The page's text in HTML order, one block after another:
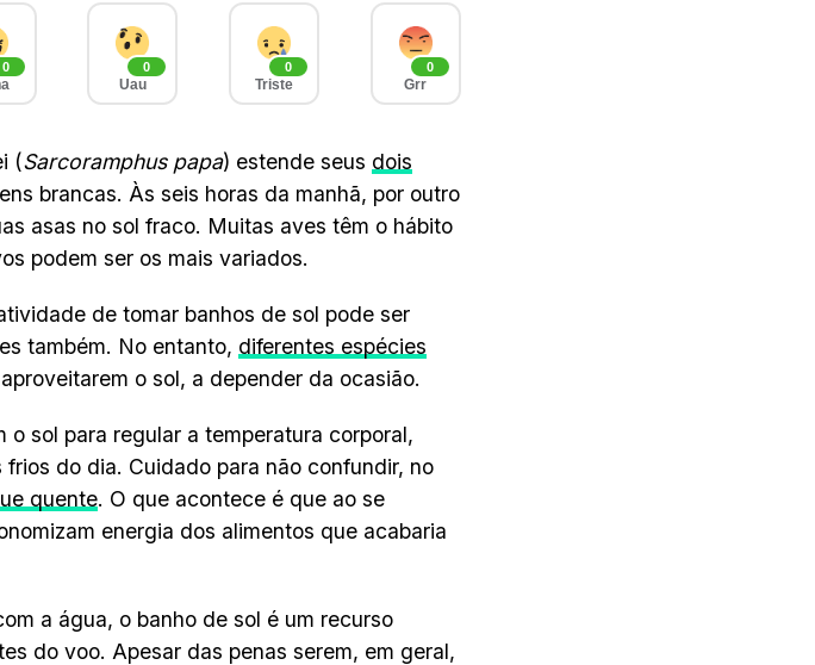
0 0
Uau
0
Triste
0
Grr
(Sarcoramphus papa) estende seus dois
brancas. Às seis horas da manhã, por outro
asas no sol fraco. Muitas aves têm o hábito
podem ser os mais variados.
de tomar banhos de sol pode ser
também. No entanto, diferentes espécies
o sol, a depender da ocasião.
o sol para regular a temperatura corporal,
do dia. Cuidado para não confundir, no
quente. O que acontece é que ao se
energia dos alimentos que acabaria
a água, o banho de sol é um recurso
do voo. Apesar das penas serem, em geral,